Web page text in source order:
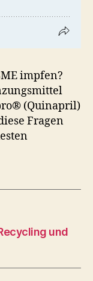
impfen?
(Quinapril)
Fragen
und